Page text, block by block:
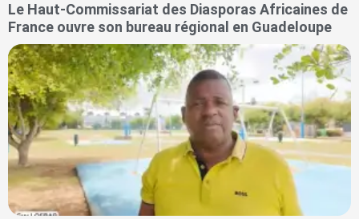
Le Haut-Commissariat des Diasporas Africaines de
France ouvre son bureau régional en Guadeloupe